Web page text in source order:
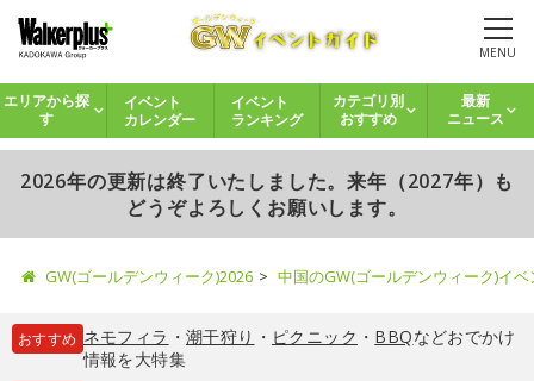
MENU
エリアから探
す
イベント
カレンダー
イベント
ランキング
カテゴリ別
おすすめ
最新
ニュース
2026年の更新は終了いたしました。来年（2027年）も
どうぞよろしくお願いします。
GW(ゴールデンウィーク)2026 中国のGW(ゴールデンウィーク)イ
おすすめ ネモフィラ ・ 潮干狩り ・ ピクニック ・ BBQなどおでかけ
情報を大特集